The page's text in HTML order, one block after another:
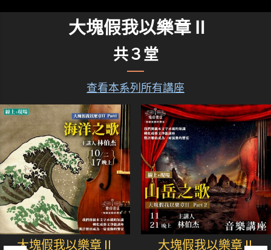
大塊假我以樂章Ⅱ
共３堂
查看本系列所有講座
大塊假我以樂章Ⅱ 大塊假我以樂章Ⅱ